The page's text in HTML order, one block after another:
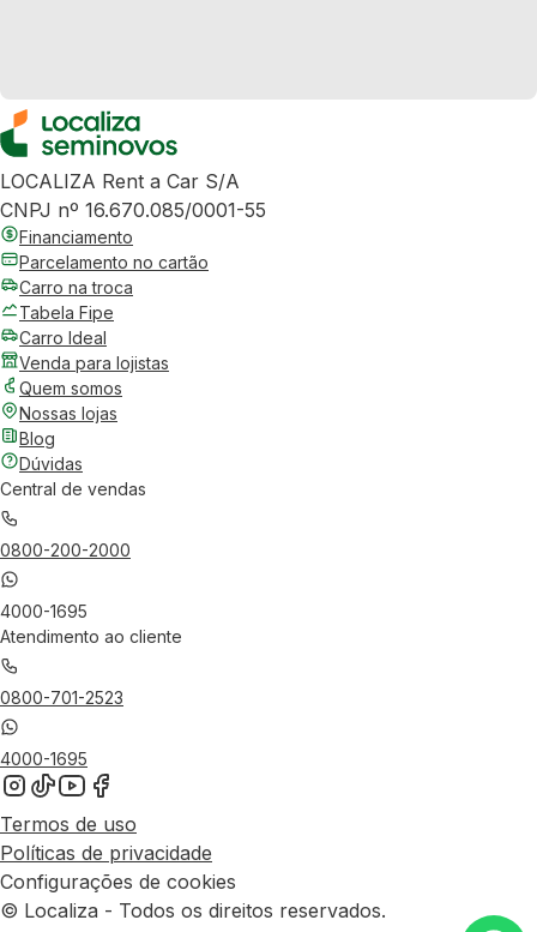
LOCALIZA Rent a Car S/A
CNPJ nº 16.670.085/0001-55
Financiamento
Parcelamento no cartão
Carro na troca
Tabela Fipe
Carro Ideal
Venda para lojistas
Quem somos
Nossas lojas
Blog
Dúvidas
Central de vendas
0800-200-2000
4000-1695
Atendimento ao cliente
0800-701-2523
4000-1695
Termos de uso
Políticas de privacidade
Configurações de cookies
© Localiza - Todos os direitos reservados.